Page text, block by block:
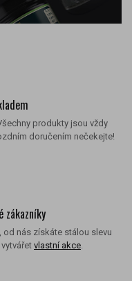
produkty jsou vždy
doručením nečekejte!
zákazníky
od nás získáte stálou slevu
vlastní akce.